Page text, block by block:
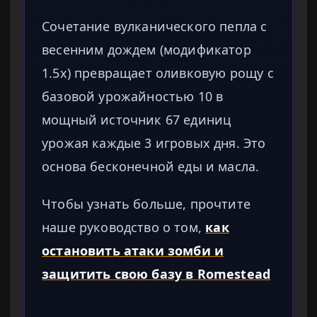
Сочетание вулканического пепла с
весенним дождем (модификатор
1.5x) превращает оливковую рощу с
базовой урожайностью 10 в
мощный источник 67 единиц
урожая каждые 3 игровых дня. Это
основа бесконечной еды и масла.
Чтобы узнать больше, прочтите
наше руководство о том, как
остановить атаки зомби и
защитить свою базу в Romestead